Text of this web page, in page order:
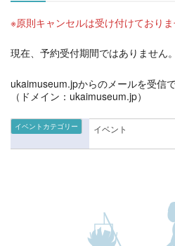
※原則キャンセルは受け付けており
現在、予約受付期間ではありません。
ukaimuseum.jpからのメールを受信
（ドメイン：ukaimuseum.jp）
イベントカテゴリー イベント